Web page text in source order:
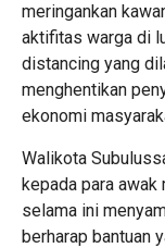
meringankan
aktifitas warga di
distancing yang
menghentikan
ekonomi
Walikota
kepada para
selama ini
berharap bantuan